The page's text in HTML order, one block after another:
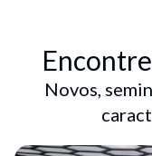
Novos,